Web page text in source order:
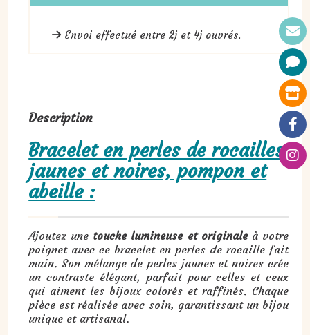
Envoi effectué entre 2j et 4j ouvrés.
Description
Bracelet en perles de rocailles
jaunes et noires, pompon et
abeille :
Ajoutez une touche lumineuse et originaleà votre
poignet avec ce bracelet en perles de rocaille fait
main. Son mélange de perles jaunes et noires crée
un contraste élégant, parfait pour celles et ceux
qui aiment les bijoux colorés et raffinés. Chaque
pièce est réalisée avec soin, garantissant un bijou
unique et artisanal.